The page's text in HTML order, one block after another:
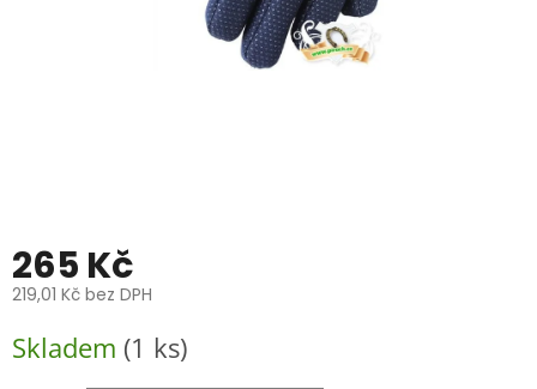
265 Kč
219,01 Kč bez DPH
cena:
Skladem (1 ks)